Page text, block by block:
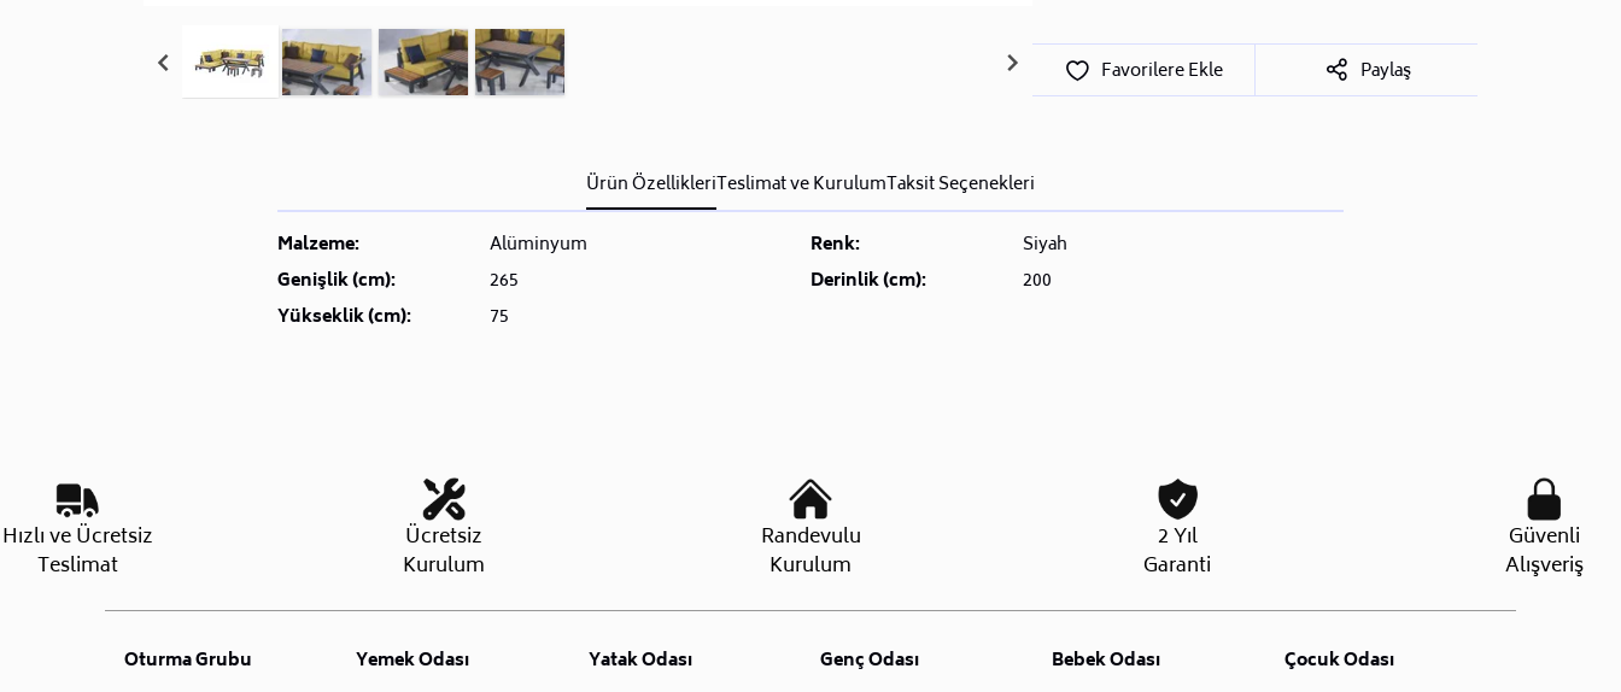
Favorilere Ekle Paylaş
Ürün ÖzellikleriTeslimat ve KurulumTaksit Seçenekleri
Malzeme:
Alüminyum Renk:
Siyah
Genişlik (cm):
265 Derinlik (cm):
200
Yükseklik (cm):
75
Hızlı ve Ücretsiz
Teslimat
Ücretsiz
Kurulum
Randevulu
Kurulum
2 Yıl
Garanti
Güvenli
Alışveriş
Oturma Grubu
Yemek Odası
Yatak Odası
Genç Odası
Bebek Odası
Çocuk Odası